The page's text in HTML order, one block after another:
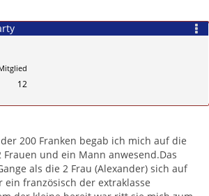
12
200 Franken begab ich mich auf die
Frauen und ein Mann anwesend.Das
als die 2 Frau (Alexander) sich auf
französisch der extraklasse
Zitieren